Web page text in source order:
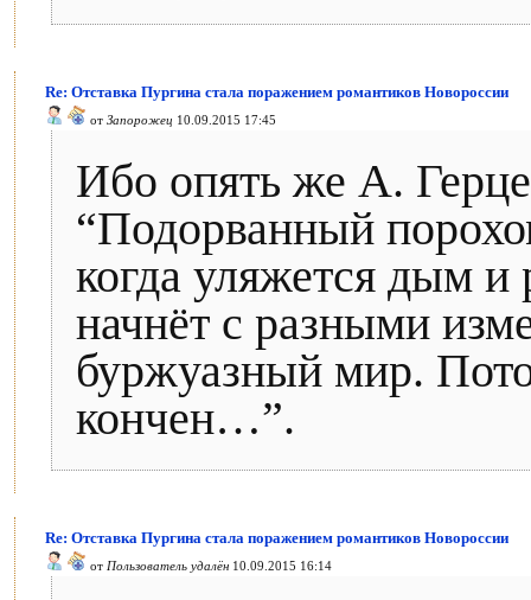
Re: Отставка Пургина стала поражением романтиков Новороссии
от Запорожец 10.09.2015 17:45
Ибо опять же А.
“Подорванный
когда уляжется дым и
начнёт с разными
буржуазный мир.
кончен…”.
Re: Отставка Пургина стала поражением романтиков Новороссии
от Пользователь удалён 10.09.2015 16:14